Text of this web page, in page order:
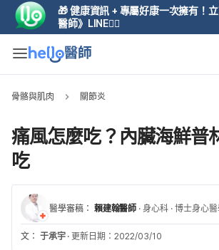
🎁 健康資訊 + 專屬好康一次擁有！
醫師》LINE👆🏼
骨骼與肌肉 關節炎
痛風怎麼吃？內臟海鮮普
吃
醫學審稿： 賴建翰醫師 · 身心科 · 博士身心
文： 于承宇 · 更新日期：2022/03/10